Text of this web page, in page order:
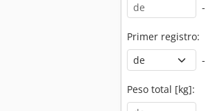
-
Primer registro:
-
Peso total [kg]:
Tecnología De Almacenamiento